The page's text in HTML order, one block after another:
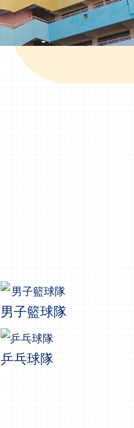
男子籃球隊
乒乓球隊